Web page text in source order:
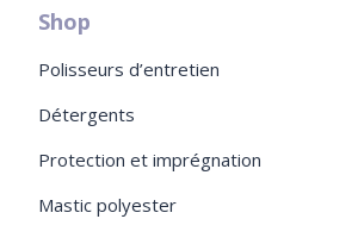
Shop
Polisseurs d’entretien
Détergents
Protection et imprégnation
Mastic polyester